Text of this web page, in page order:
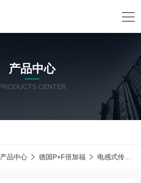
产品中心
CENTER
产品中心 德国P+F倍加福 电感式传感器